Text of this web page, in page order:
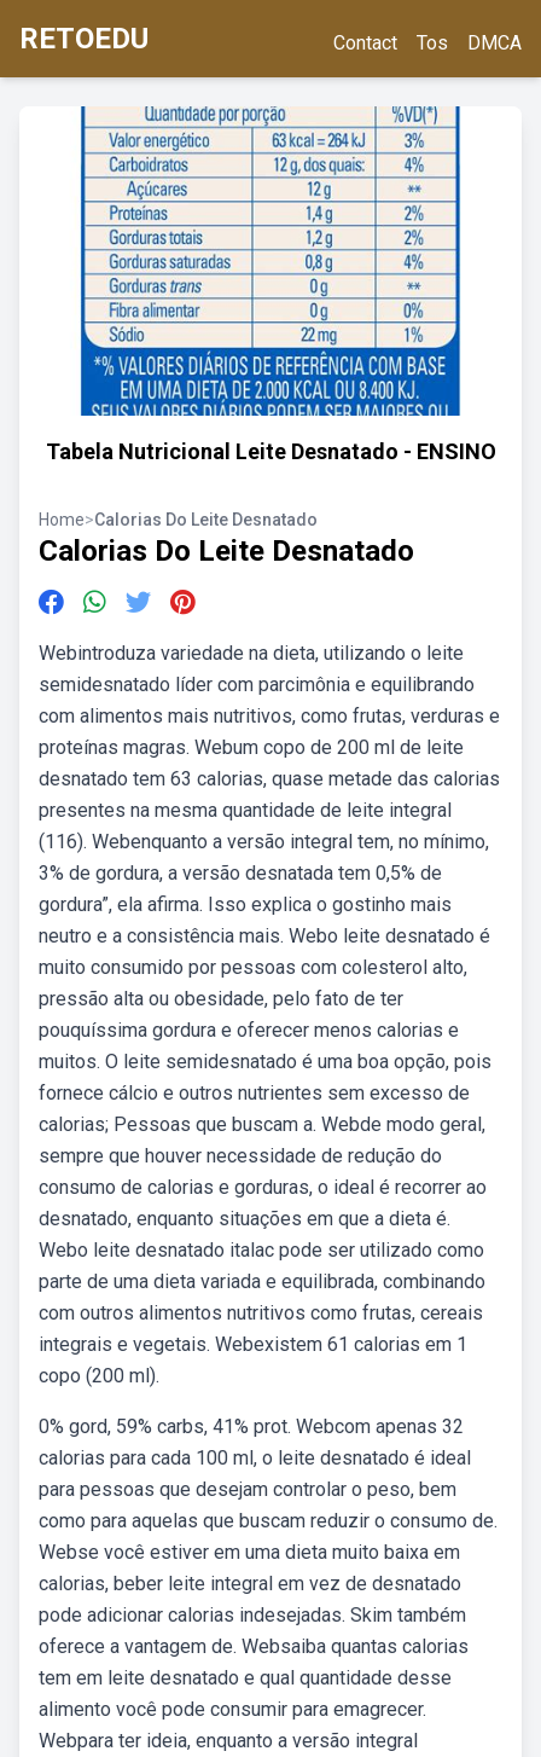
RETOEDU Contact Tos DMCA
Tabela Nutricional Leite Desnatado - ENSINO
Home>Calorias Do Leite Desnatado
Calorias Do Leite Desnatado
Webintroduza variedade na dieta, utilizando o leite
semidesnatado líder com parcimônia e equilibrando
com alimentos mais nutritivos, como frutas, verduras e
proteínas magras. Webum copo de 200 ml de leite
desnatado tem 63 calorias, quase metade das calorias
presentes na mesma quantidade de leite integral
(116). Webenquanto a versão integral tem, no mínimo,
3% de gordura, a versão desnatada tem 0,5% de
gordura”, ela afirma. Isso explica o gostinho mais
neutro e a consistência mais. Webo leite desnatado é
muito consumido por pessoas com colesterol alto,
pressão alta ou obesidade, pelo fato de ter
pouquíssima gordura e oferecer menos calorias e
muitos. O leite semidesnatado é uma boa opção, pois
fornece cálcio e outros nutrientes sem excesso de
calorias; Pessoas que buscam a. Webde modo geral,
sempre que houver necessidade de redução do
consumo de calorias e gorduras, o ideal é recorrer ao
desnatado, enquanto situações em que a dieta é.
Webo leite desnatado italac pode ser utilizado como
parte de uma dieta variada e equilibrada, combinando
com outros alimentos nutritivos como frutas, cereais
integrais e vegetais. Webexistem 61 calorias em 1
copo (200 ml).
0% gord, 59% carbs, 41% prot. Webcom apenas 32
calorias para cada 100 ml, o leite desnatado é ideal
para pessoas que desejam controlar o peso, bem
como para aquelas que buscam reduzir o consumo de.
Webse você estiver em uma dieta muito baixa em
calorias, beber leite integral em vez de desnatado
pode adicionar calorias indesejadas. Skim também
oferece a vantagem de. Websaiba quantas calorias
tem em leite desnatado e qual quantidade desse
alimento você pode consumir para emagrecer.
Webpara ter ideia, enquanto a versão integral